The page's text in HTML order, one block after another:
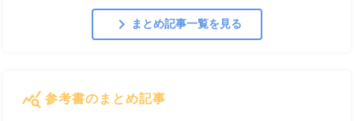
chevron_right まとめ記事一覧を見る
query_stats 参考書のまとめ記事